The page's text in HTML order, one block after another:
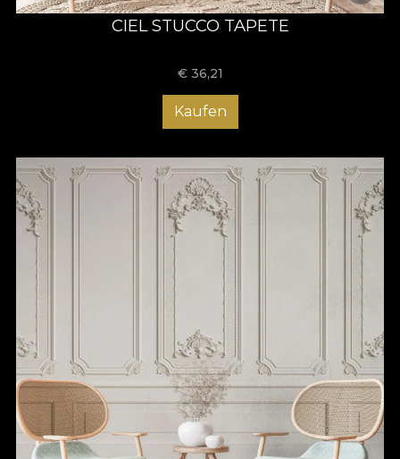
CIEL STUCCO TAPETE
€ 36,21
Kaufen